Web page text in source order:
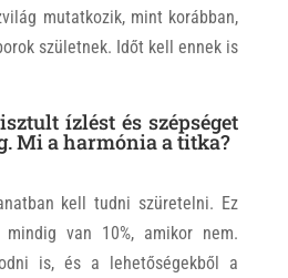
mutatkozik, mint korábban,
születnek. Időt kell ennek is
ízlést és szépséget
Mi a harmónia a titka?
kell tudni szüretelni. Ez
van 10%, amikor nem.
is, és a lehetőségekből a